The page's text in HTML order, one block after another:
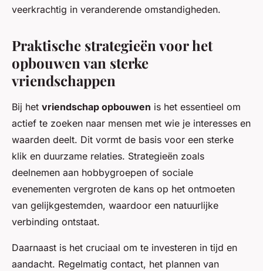
veerkrachtig in veranderende omstandigheden.
Praktische strategieën voor het
opbouwen van sterke
vriendschappen
Bij het vriendschap opbouwen is het essentieel om
actief te zoeken naar mensen met wie je interesses en
waarden deelt. Dit vormt de basis voor een sterke
klik en duurzame relaties. Strategieën zoals
deelnemen aan hobbygroepen of sociale
evenementen vergroten de kans op het ontmoeten
van gelijkgestemden, waardoor een natuurlijke
verbinding ontstaat.
Daarnaast is het cruciaal om te investeren in tijd en
aandacht. Regelmatig contact, het plannen van